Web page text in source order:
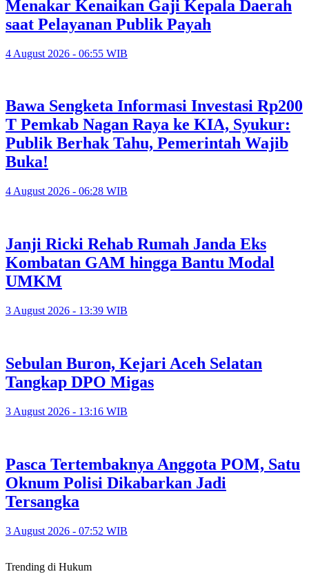
Menakar Kenaikan Gaji Kepala Daerah
saat Pelayanan Publik Payah
4 August 2026 - 06:55 WIB
Bawa Sengketa Informasi Investasi Rp200
T Pemkab Nagan Raya ke KIA, Syukur:
Publik Berhak Tahu, Pemerintah Wajib
Buka!
4 August 2026 - 06:28 WIB
Janji Ricki Rehab Rumah Janda Eks
Kombatan GAM hingga Bantu Modal
UMKM
3 August 2026 - 13:39 WIB
Sebulan Buron, Kejari Aceh Selatan
Tangkap DPO Migas
3 August 2026 - 13:16 WIB
Pasca Tertembaknya Anggota POM, Satu
Oknum Polisi Dikabarkan Jadi
Tersangka
3 August 2026 - 07:52 WIB
Trending di Hukum